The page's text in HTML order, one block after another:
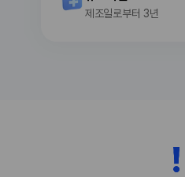
제조일로부터 3년